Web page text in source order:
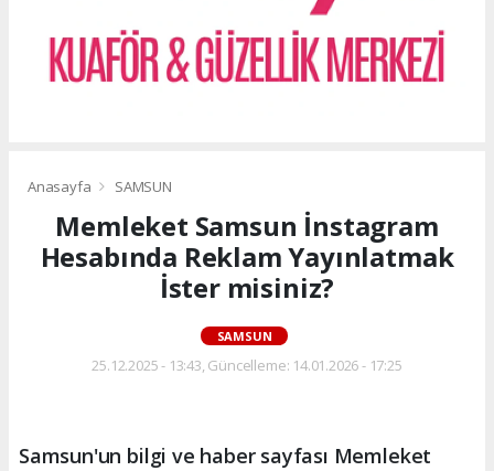
Anasayfa SAMSUN
Memleket Samsun İnstagram
Hesabında Reklam Yayınlatmak
İster misiniz?
SAMSUN
25.12.2025 - 13:43, Güncelleme: 14.01.2026 - 17:25
Samsun'un bilgi ve haber sayfası Memleket